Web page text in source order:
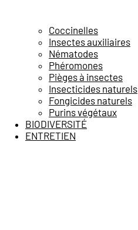
Coccinelles
Insectes auxiliaires
Nématodes
Phéromones
Pièges à insectes
Insecticides naturels
Fongicides naturels
Purins végétaux
BIODIVERSITÉ
ENTRETIEN